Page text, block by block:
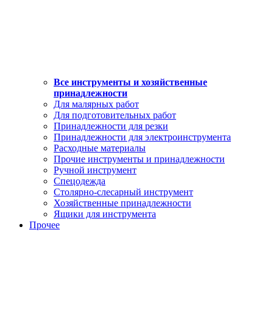
Все инструменты и хозяйственные
принадлежности
Для малярных работ
Для подготовительных работ
Принадлежности для резки
Принадлежности для электроинструмента
Расходные материалы
Прочие инструменты и принадлежности
Ручной инструмент
Спецодежда
Столярно-слесарный инструмент
Хозяйственные принадлежности
Ящики для инструмента
Прочее